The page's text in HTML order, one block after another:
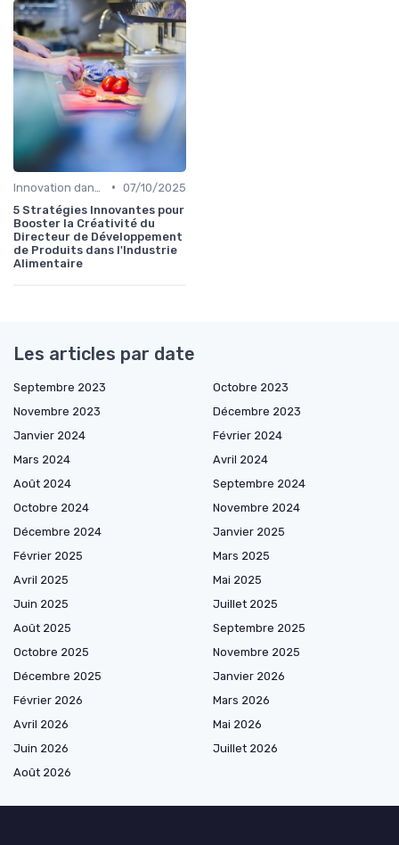
• 07/10/2025
5 Stratégies Innovantes pour
Booster la Créativité du
Directeur de Développement
de Produits dans l'Industrie
Alimentaire
Les articles par date
Septembre 2023
Octobre 2023
Novembre 2023
Décembre 2023
Janvier 2024
Février 2024
Mars 2024
Avril 2024
Août 2024
Septembre 2024
Octobre 2024
Novembre 2024
Décembre 2024
Janvier 2025
Février 2025
Mars 2025
Avril 2025
Mai 2025
Juin 2025
Juillet 2025
Août 2025
Septembre 2025
Octobre 2025
Novembre 2025
Décembre 2025
Janvier 2026
Février 2026
Mars 2026
Avril 2026
Mai 2026
Juin 2026
Juillet 2026
Août 2026